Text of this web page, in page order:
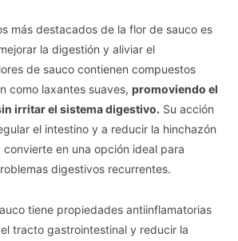
más destacados de la flor de sauco es
la digestión y aliviar el
de sauco contienen compuestos
como laxantes suaves, promoviendo el
irritar el sistema digestivo. Su acción
el intestino y a reducir la hinchazón
en una opción ideal para
digestivos recurrentes.
tiene propiedades antiinflamatorias
tracto gastrointestinal y reducir la